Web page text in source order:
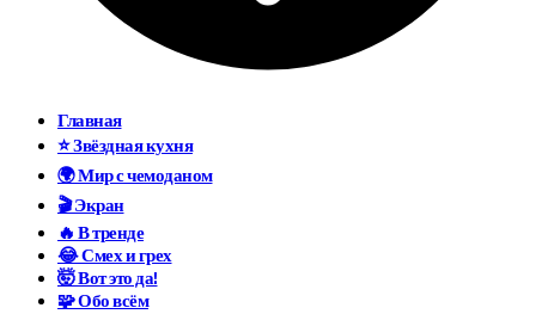
Главная
⭐ Звёздная кухня
🌍 Мир с чемоданом
🎬 Экран
🔥 В тренде
😂 Смех и грех
🤯 Вот это да!
🧩 Обо всём